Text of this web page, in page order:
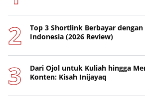
Top 3 Shortlink Berbayar dengan
Indonesia (2026 Review)
Dari Ojol untuk Kuliah hingga
Konten: Kisah Inijayaq